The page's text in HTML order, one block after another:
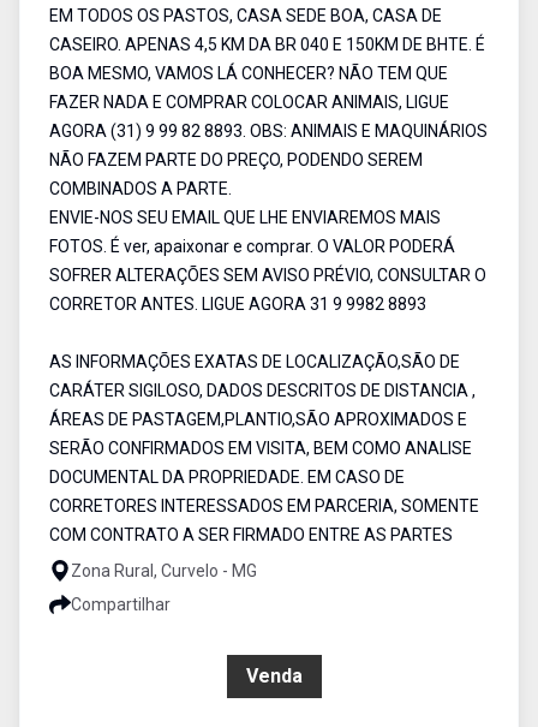
EM TODOS OS PASTOS, CASA SEDE BOA, CASA DE
CASEIRO. APENAS 4,5 KM DA BR 040 E 150KM DE BHTE. É
BOA MESMO, VAMOS LÁ CONHECER? NÃO TEM QUE
FAZER NADA E COMPRAR COLOCAR ANIMAIS, LIGUE
AGORA (31) 9 99 82 8893. OBS: ANIMAIS E MAQUINÁRIOS
NÃO FAZEM PARTE DO PREÇO, PODENDO SEREM
COMBINADOS A PARTE.
ENVIE-NOS SEU EMAIL QUE LHE ENVIAREMOS MAIS
FOTOS. É ver, apaixonar e comprar. O VALOR PODERÁ
SOFRER ALTERAÇÕES SEM AVISO PRÉVIO, CONSULTAR O
CORRETOR ANTES. LIGUE AGORA 31 9 9982 8893
AS INFORMAÇÕES EXATAS DE LOCALIZAÇÃO,SÃO DE
CARÁTER SIGILOSO, DADOS DESCRITOS DE DISTANCIA ,
ÁREAS DE PASTAGEM,PLANTIO,SÃO APROXIMADOS E
SERÃO CONFIRMADOS EM VISITA, BEM COMO ANALISE
DOCUMENTAL DA PROPRIEDADE. EM CASO DE
CORRETORES INTERESSADOS EM PARCERIA, SOMENTE
COM CONTRATO A SER FIRMADO ENTRE AS PARTES
Zona Rural, Curvelo - MG
Compartilhar
Venda